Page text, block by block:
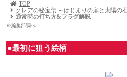
TOP
クレアの秘宝伝 ～はじまりの扉と太陽の
通常時の打ち方&フラグ解説
※編集部調べ
●最初に狙う絵柄